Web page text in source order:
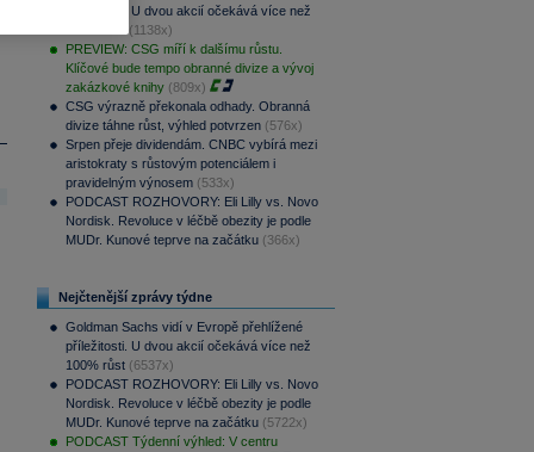
příležitosti. U dvou akcií očekává více než
(1138x)
PREVIEW: CSG míří k dalšímu růstu.
Klíčové bude tempo obranné divize a vývoj
zakázkové knihy (809x)
CSG výrazně překonala odhady. Obranná
divize táhne růst, výhled potvrzen (576x)
Srpen přeje dividendám. CNBC vybírá mezi
aristokraty s růstovým potenciálem i
pravidelným výnosem (533x)
PODCAST ROZHOVORY: Eli Lilly vs. Novo
Nordisk. Revoluce v léčbě obezity je podle
MUDr. Kunové teprve na začátku (366x)
Nejčtenější zprávy týdne
Goldman Sachs vidí v Evropě přehlížené
příležitosti. U dvou akcií očekává více než
100% růst (6537x)
PODCAST ROZHOVORY: Eli Lilly vs. Novo
Nordisk. Revoluce v léčbě obezity je podle
MUDr. Kunové teprve na začátku (5722x)
PODCAST Týdenní výhled: V centru